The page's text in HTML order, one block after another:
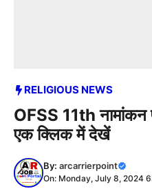
RELIGIOUS NEWS
OFSS 11th नामांकन
एक क्लिक में देखें
By: arcarrierpoint
On: Monday, July 8, 2024